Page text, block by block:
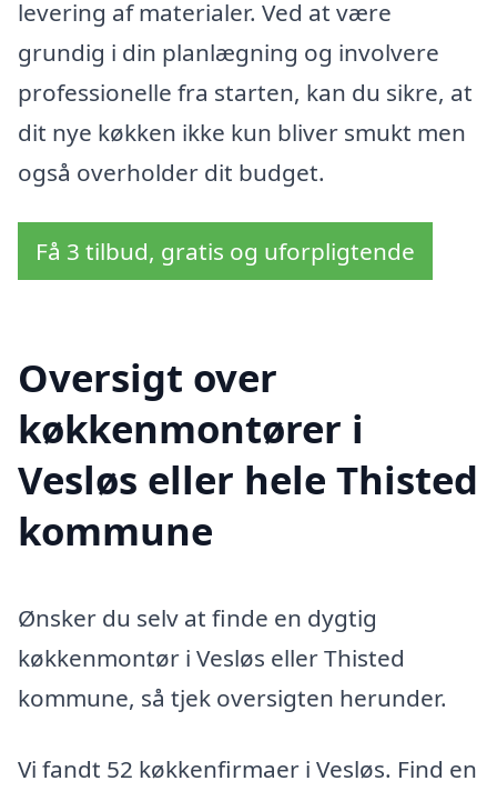
levering af materialer. Ved at være
grundig i din planlægning og involvere
professionelle fra starten, kan du sikre, at
dit nye køkken ikke kun bliver smukt men
også overholder dit budget.
Få 3 tilbud, gratis og uforpligtende
Oversigt over
køkkenmontører i
Vesløs eller hele Thisted
kommune
Ønsker du selv at finde en dygtig
køkkenmontør i Vesløs eller Thisted
kommune, så tjek oversigten herunder.
Vi fandt 52 køkkenfirmaer i Vesløs. Find en